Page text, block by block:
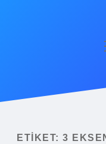
Yasal Uyarı
ETIKET: 3